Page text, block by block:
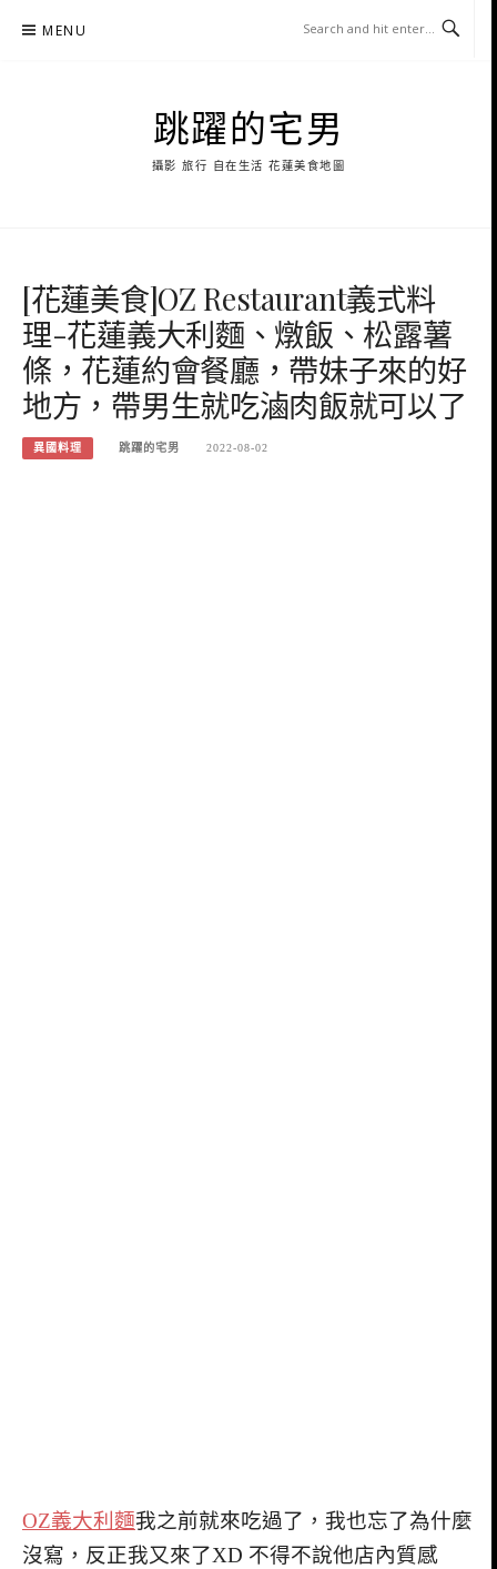
MENU
跳躍的宅男
攝影 旅行 自在生活 花蓮美食地圖
[花蓮美食]OZ Restaurant義式料
理-花蓮義大利麵、燉飯、松露薯
條，花蓮約會餐廳，帶妹子來的好
地方，帶男生就吃滷肉飯就可以了
異國料理 跳躍的宅男 2022-08-02
OZ義大利麵我之前就來吃過了，我也忘了為什麼
沒寫，反正我又來了XD 不得不說他店內質感